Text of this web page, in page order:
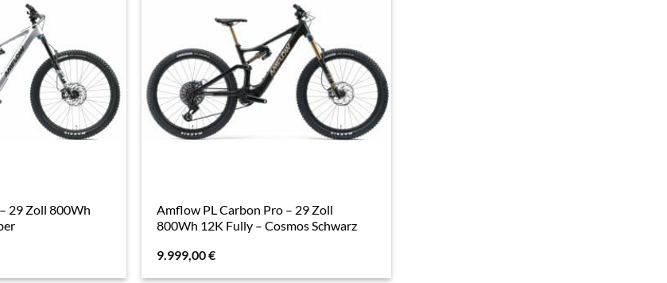
29 Zoll 800Wh
Amflow PL Carbon Pro – 29 Zoll
800Wh 12K Fully – Cosmos Schwarz
9.999,00€